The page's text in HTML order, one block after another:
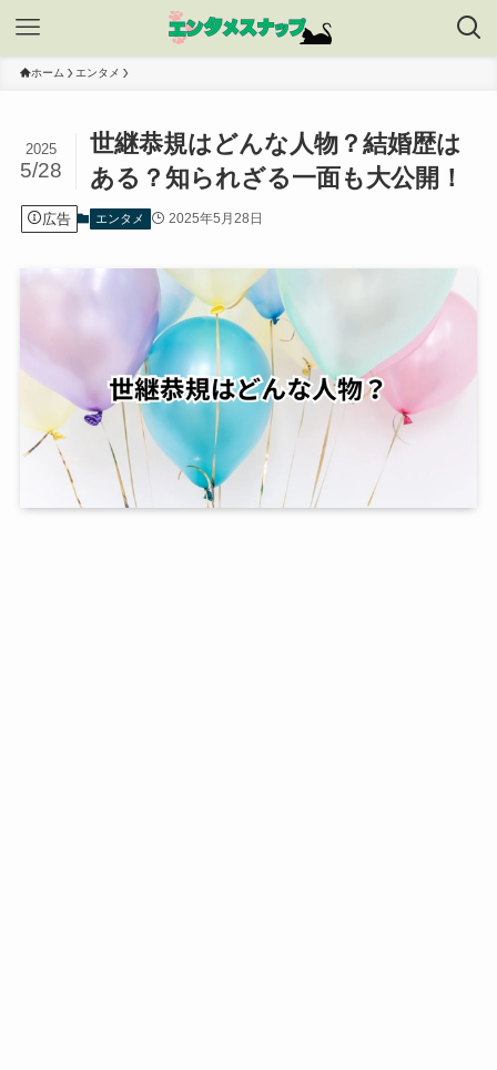
ホーム エンタメ
世継恭規はどんな人物？結婚歴は
ある？知られざる一面も大公開！
2025
5/28
広告 エンタメ 2025年5月28日